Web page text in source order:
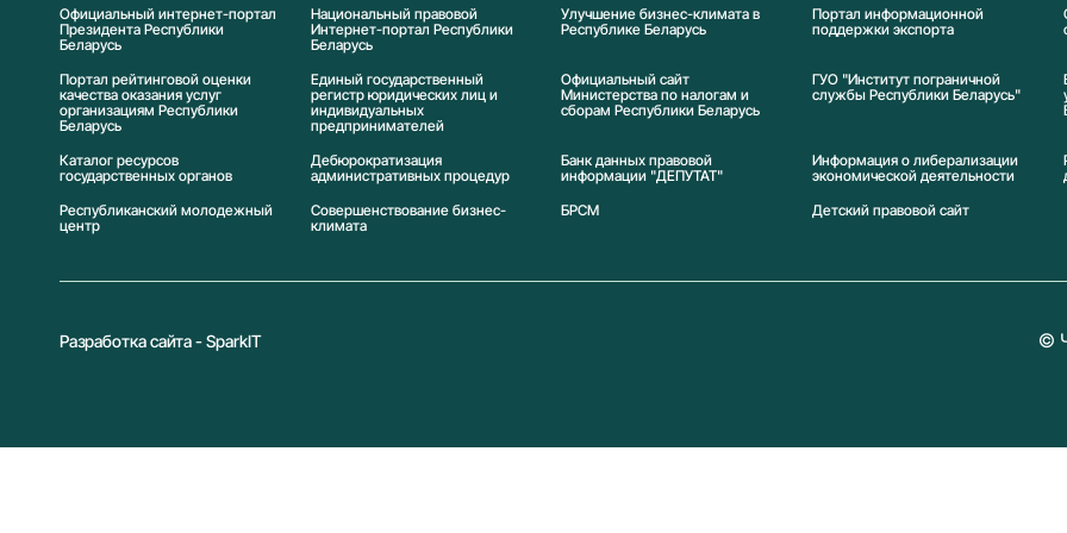
Официальный интернет-портал
Президента Республики
Беларусь
Национальный правовой
Интернет-портал Республики
Беларусь
Улучшение бизнес-климата в
Республике Беларусь
Портал информационной
поддержки экспорта
Портал рейтинговой оценки
качества оказания услуг
организациям Республики
Беларусь
Единый государственный
регистр юридических лиц и
индивидуальных
предпринимателей
Официальный сайт
Министерства по налогам и
сборам Республики Беларусь
ГУО "Институт пограничной
службы Республики Беларусь"
Каталог ресурсов
государственных органов
Дебюрократизация
административных процедур
Банк данных правовой
информации "ДЕПУТАТ"
Информация о либерализации
экономической деятельности
Республиканский молодежный
центр
Совершенствование бизнес-
климата
БРСМ Детский правовой сайт
Разработка сайта - SparkIT ©